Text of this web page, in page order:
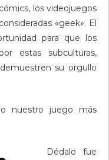
los videojuegos
«geek». El
para que los
estas subculturas,
su orgullo
nuestro juego más
Dédalo fue